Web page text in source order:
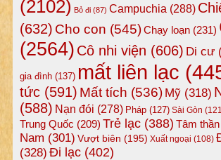
(2102) Bỏ đi(87) Campuchia (288)
(632) Cho con (545)Chạy loạn(231)
(2564) Cô nhi viện (606) Di cư
gia đình(137) mất liên lạc
tức(591) Mất tích (536) Mỹ(318)
(588) Nạn đói (278) Pháp(127) Sài Gòn
Trung Quốc (209) Trẻ lạc(388) Tâm thần
Nam (301) Vượt biên (195) Xuất ngoại (108)
(328) Đi lạc(402)